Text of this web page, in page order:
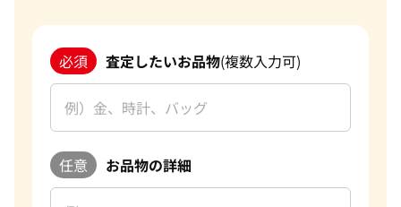
必須 査定したいお品物(複数入力可)
任意 お品物の詳細